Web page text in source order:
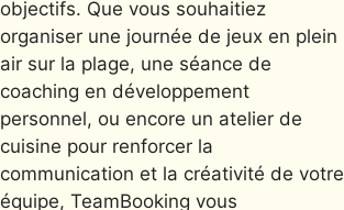
objectifs. Que vous souhaitiez
organiser une journée de jeux en plein
air sur la plage, une séance de
coaching en développement
personnel, ou encore un atelier de
cuisine pour renforcer la
communication et la créativité de votre
équipe, TeamBooking vous